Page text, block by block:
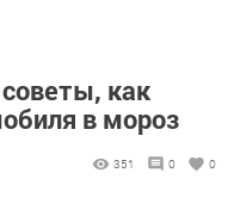
как
в мороз
351 0 0